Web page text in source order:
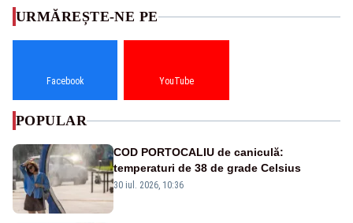
URMĂREȘTE-NE PE
Facebook YouTube
POPULAR
COD PORTOCALIU de caniculă:
temperaturi de 38 de grade Celsius
30 iul. 2026, 10:36